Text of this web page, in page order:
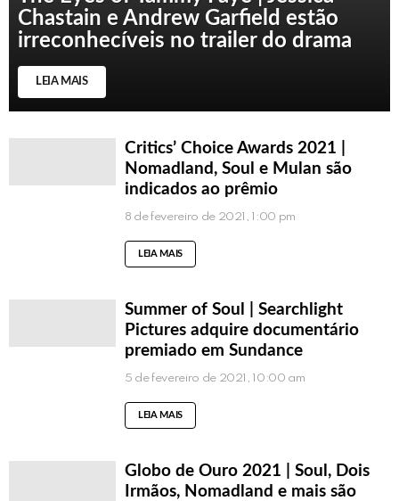
Chastain e Andrew Garfield estão
irreconhecíveis no trailer do drama
LEIA MAIS
Critics’ Choice Awards 2021 |
Nomadland, Soul e Mulan são
indicados ao prêmio
8 de fevereiro de 2021, 1:00 pm
LEIA MAIS
Summer of Soul | Searchlight
Pictures adquire documentário
premiado em Sundance
5 de fevereiro de 2021, 10:00 am
LEIA MAIS
Globo de Ouro 2021 | Soul, Dois
Irmãos, Nomadland e mais são